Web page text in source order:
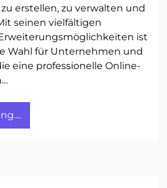
erstellen, zu verwalten und
seinen vielfältigen
ist
Wahl für Unternehmen und
eine professionelle Online-